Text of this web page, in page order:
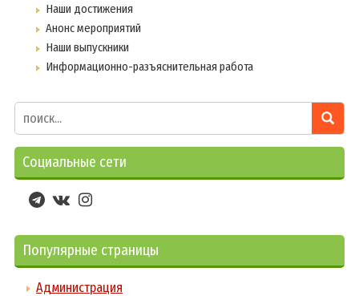
Наши достижения
Анонс мероприятий
Наши выпускники
Информационно-разъяснительная работа
Социальные сети
Популярные страницы
Администрация